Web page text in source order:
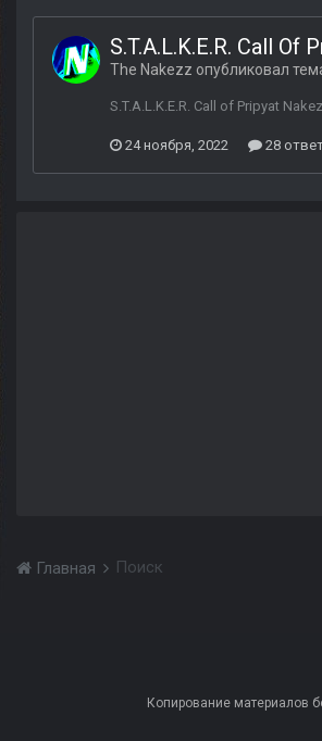
S.T.A.L.K.E.R. Call
The Nakezz опубликовал
S.T.A.L.K.E.R. Call of Pripyat
24 ноября, 2022 28
Главная Поиск
Копирование материалов